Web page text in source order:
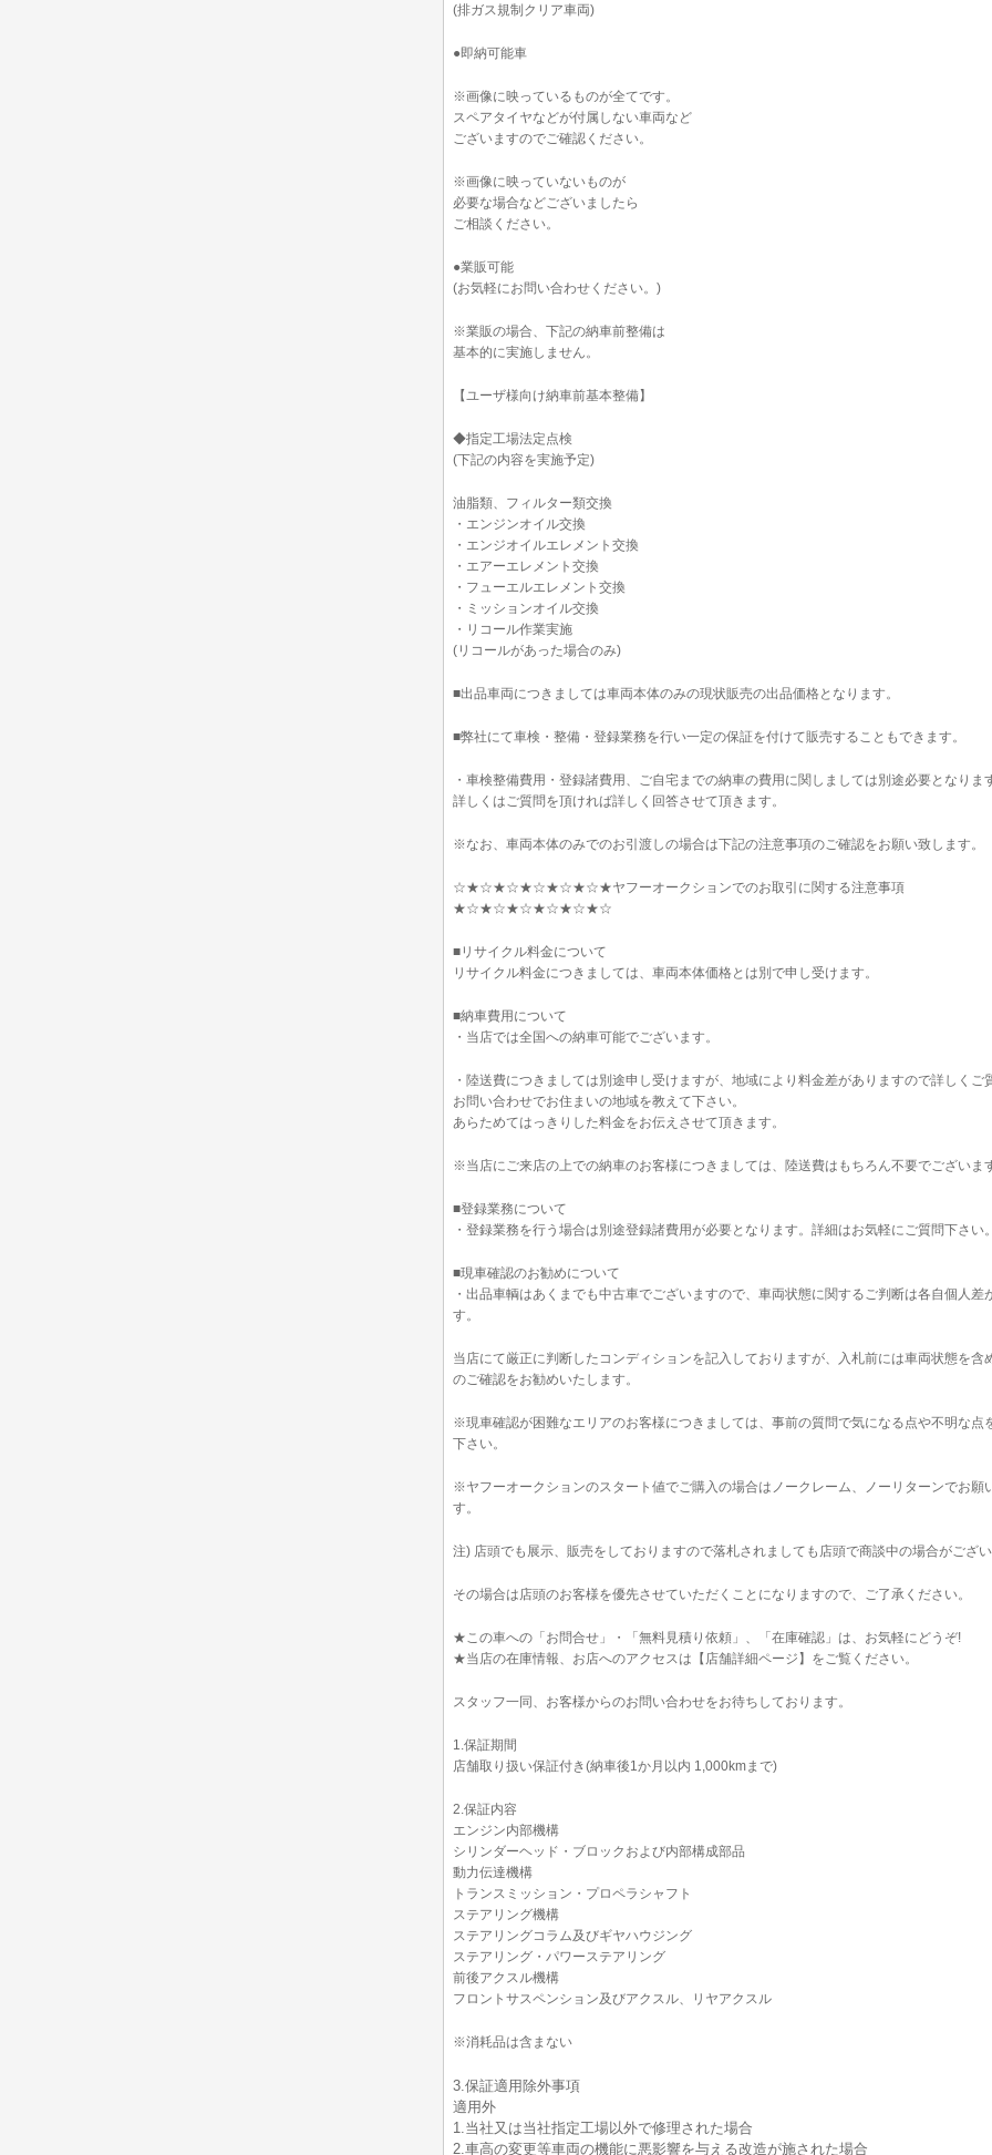
(排ガス規制クリア車両)
●即納可能車
※画像に映っているものが全てです。
スペアタイヤなどが付属しない車両など
ございますのでご確認ください。
※画像に映っていないものが
必要な場合などございましたら
ご相談ください。
●業販可能
(お気軽にお問い合わせください。)
※業販の場合、下記の納車前整備は
基本的に実施しません。
【ユーザ様向け納車前基本整備】
◆指定工場法定点検
(下記の内容を実施予定)
油脂類、フィルター類交換
・エンジンオイル交換
・エンジオイルエレメント交換
・エアーエレメント交換
・フューエルエレメント交換
・ミッションオイル交換
・リコール作業実施
(リコールがあった場合のみ)
■出品車両につきましては車両本体のみの現状販売の出品価格となります。
■弊社にて車検・整備・登録業務を行い一定の保証を付けて販売することもできます。
・車検整備費用・登録諸費用、ご自宅までの納車の費用に関しましては別途必要となりま
詳しくはご質問を頂ければ詳しく回答させて頂きます。
※なお、車両本体のみでのお引渡しの場合は下記の注意事項のご確認をお願い致します。
☆★☆★☆★☆★☆★☆★ヤフーオークションでのお取引に関する注意事項
★☆★☆★☆★☆★☆★☆
■リサイクル料金について
リサイクル料金につきましては、車両本体価格とは別で申し受けます。
■納車費用について
・当店では全国への納車可能でございます。
・陸送費につきましては別途申し受けますが、地域により料金差がありますので詳しくご
お問い合わせでお住まいの地域を教えて下さい。
あらためてはっきりした料金をお伝えさせて頂きます。
※当店にご来店の上での納車のお客様につきましては、陸送費はもちろん不要でございます
■登録業務について
・登録業務を行う場合は別途登録諸費用が必要となります。詳細はお気軽にご質問下さい。
■現車確認のお勧めについて
・出品車輌はあくまでも中古車でございますので、車両状態に関するご判断は各自個人差
す。
当店にて厳正に判断したコンディションを記入しておりますが、入札前には車両状態を含
のご確認をお勧めいたします。
※現車確認が困難なエリアのお客様につきましては、事前の質問で気になる点や不明な点
下さい。
※ヤフーオークションのスタート値でご購入の場合はノークレーム、ノーリターンでお願
す。
注) 店頭でも展示、販売をしておりますので落札されましても店頭で商談中の場合がござい
その場合は店頭のお客様を優先させていただくことになりますので、ご了承ください。
★この車への「お問合せ」・「無料見積り依頼」、「在庫確認」は、お気軽にどうぞ!
★当店の在庫情報、お店へのアクセスは【店舗詳細ページ】をご覧ください。
スタッフ一同、お客様からのお問い合わせをお待ちしております。
1.保証期間
店舗取り扱い保証付き(納車後1か月以内 1,000kmまで)
2.保証内容
エンジン内部機構
シリンダーヘッド・ブロックおよび内部構成部品
動力伝達機構
トランスミッション・プロペラシャフト
ステアリング機構
ステアリングコラム及びギヤハウジング
ステアリング・パワーステアリング
前後アクスル機構
フロントサスペンション及びアクスル、リヤアクスル
※消耗品は含まない
3.保証適用除外事項
適用外
1.当社又は当社指定工場以外で修理された場合
2.車高の変更等車両の機能に悪影響を与える改造が施された場合